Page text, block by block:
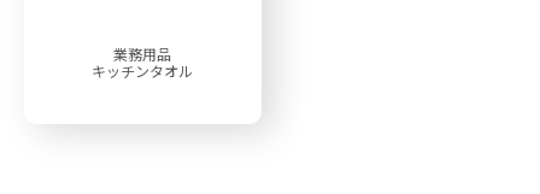
業務用品
キッチンタオル